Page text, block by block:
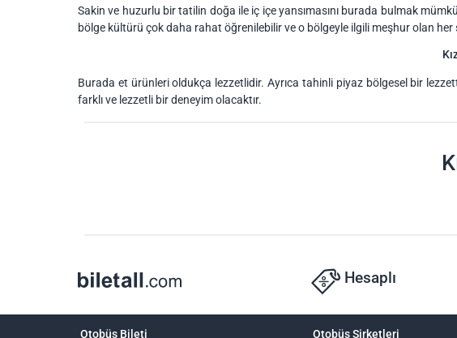
Sakin ve huzurlu bir tatilin doğa ile iç içe yansımasını burada bulmak
bölge kültürü çok daha rahat öğrenilebilir ve o bölgeyle ilgili meşhur olan
Burada et ürünleri oldukça lezzetlidir. Ayrıca tahinli piyaz bölgesel bir
farklı ve lezzetli bir deneyim olacaktır.
Hesaplı
Otobüs Bileti Otobüs Şirketleri